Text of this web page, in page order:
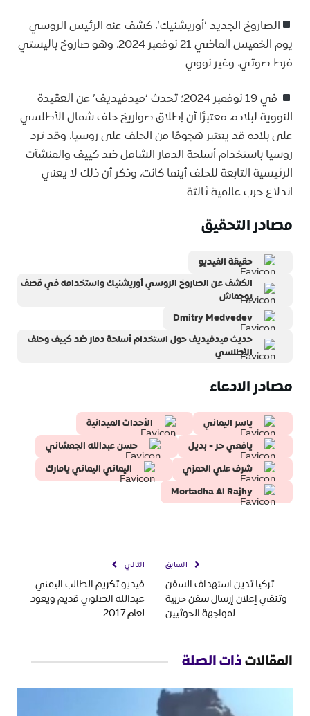
الصاروخ الجديد ‘أوريشنيك’، كشف عنه الرئيس الروسي
يوم الخميس الماضي 21 نوفمبر 2024، وهو صاروخ باليستي
فرط صوتي، وغير نووي.
في 19 نوفمبر 2024؛ تحدث ‘ميدفيديف’ عن العقيدة
النووية لبلاده، معتبرًا أن إطلاق صواريخ حلف شمال الأطلسي
على بلاده قد يعتبر هجومًا من الحلف على روسيا، وقد ترد
روسيا باستخدام أسلحة الدمار الشامل ضد كييف والمنشآت
الرئيسية التابعة للحلف أينما كانت، وذكر أن ذلك لا يعني
اندلاع حرب عالمية ثالثة.
مصادر التحقيق
حقيقة الفيديو
الكشف عن الصاروخ الروسي أوريشنيك واستخدامه في قصف
يوجماش
Dmitry Medvedev
حديث ميدفيديف حول استخدام أسلحة دمار ضد كييف وحلف
الأطلسي
مصادر الادعاء
ياسر اليماني
الأحداث الميدانية
يافعي حر - بديل
حسن عبدالله الجعشاني
شرف علي الحمزي
اليماني اليماني يامارك
Mortadha Al Rajhy
السابق
تركيا تدين استهداف السفن
وتنفي إعلان إرسال سفن حربية
لمواجهة الحوثيين
التالي
فيديو تكريم الطالب اليمني
عبدالله الصلوي قديم ويعود
لعام 2017
المقالاتذات الصلة